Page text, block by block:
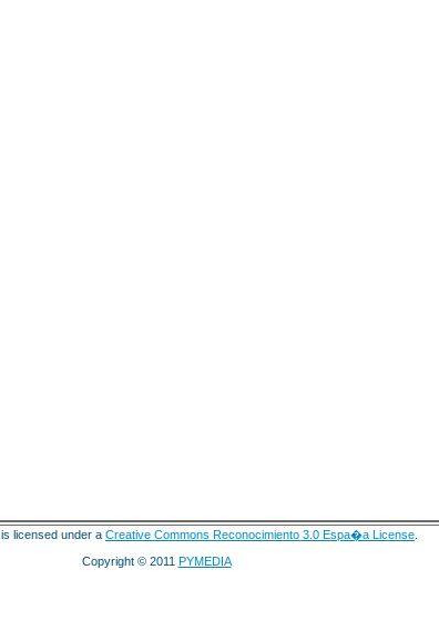
is licensed under a Creative Commons Reconocimiento 3.0 Espa�a License
Copyright © 2011 PYMEDIA